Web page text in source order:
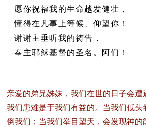
愿你祝福我的生命越发健壮，
懂得在凡事上等候、仰望你！
谢谢主垂听我的祷告，
奉主耶稣基督的圣名。阿们！
亲爱的弟兄姊妹，我们在世的日子会遭
我们患难是于我们有益的。当我们低头
倒我们；当我们举目望天，会发现神的